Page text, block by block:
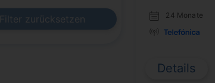
Filter zurücksetzen 24 Monate
Details